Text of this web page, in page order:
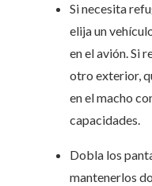
Si necesita
elija un
en el avión. Si
otro exterior,
en el macho
capacidades.
Dobla los
mantenerlos